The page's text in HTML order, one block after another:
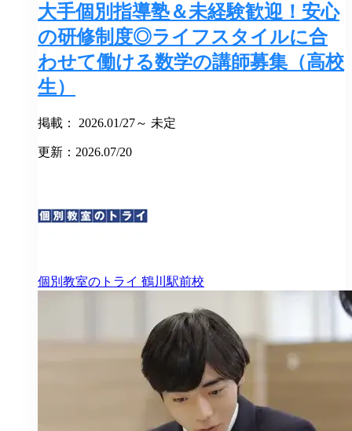
大手個別指導塾＆未経験歓迎！安心
の研修制度◎ライフスタイルに合
わせて働ける数学の講師募集（高校
生）
掲載： 2026.01/27～ 未定
更新：2026.07/20
個別教室のトライ 鶴川駅前校